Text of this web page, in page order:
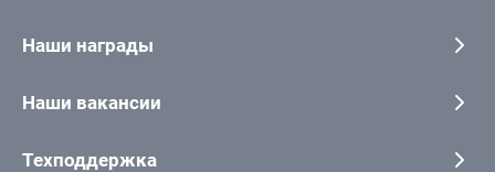
Наши награды
Наши вакансии
Техподдержка